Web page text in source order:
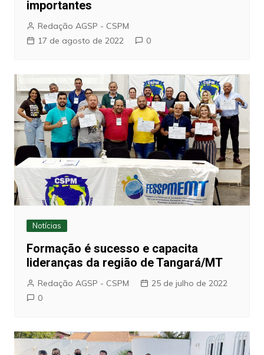
importantes
Redação AGSP - CSPM
17 de agosto de 2022
0
Notícias
Formação é sucesso e capacita
lideranças da região de Tangará/MT
Redação AGSP - CSPM
25 de julho de 2022
0